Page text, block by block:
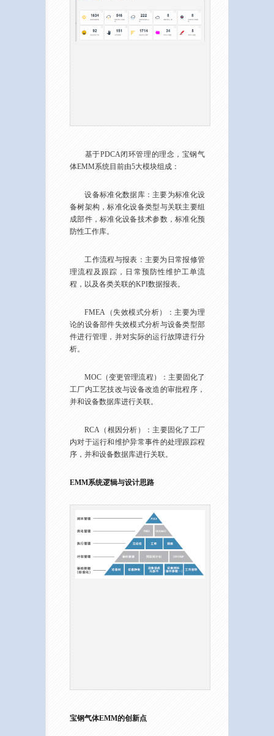
基于PDCA闭环管理的理念，宝钢气
体EMM系统目前由5大模块组成：
设备标准化数据库：主要为标准化设
备树架构，标准化设备类型与关联主要组
成部件，标准化设备技术参数，标准化预
防性工作库。
工作流程与报表：主要为日常报修管
理流程及跟踪，日常预防性维护工单流
程，以及各类关联的KPI数据报表。
FMEA（失效模式分析）：主要为理
论的设备部件失效模式分析与设备类型部
件进行管理，并对实际的运行故障进行分
析。
MOC（变更管理流程）：主要固化了
工厂内工艺技改与设备改造的审批程序，
并和设备数据库进行关联。
RCA（根因分析）：主要固化了工厂
内对于运行和维护异常事件的处理跟踪程
序，并和设备数据库进行关联。
EMM系统逻辑与设计思路
宝钢气体EMM的创新点